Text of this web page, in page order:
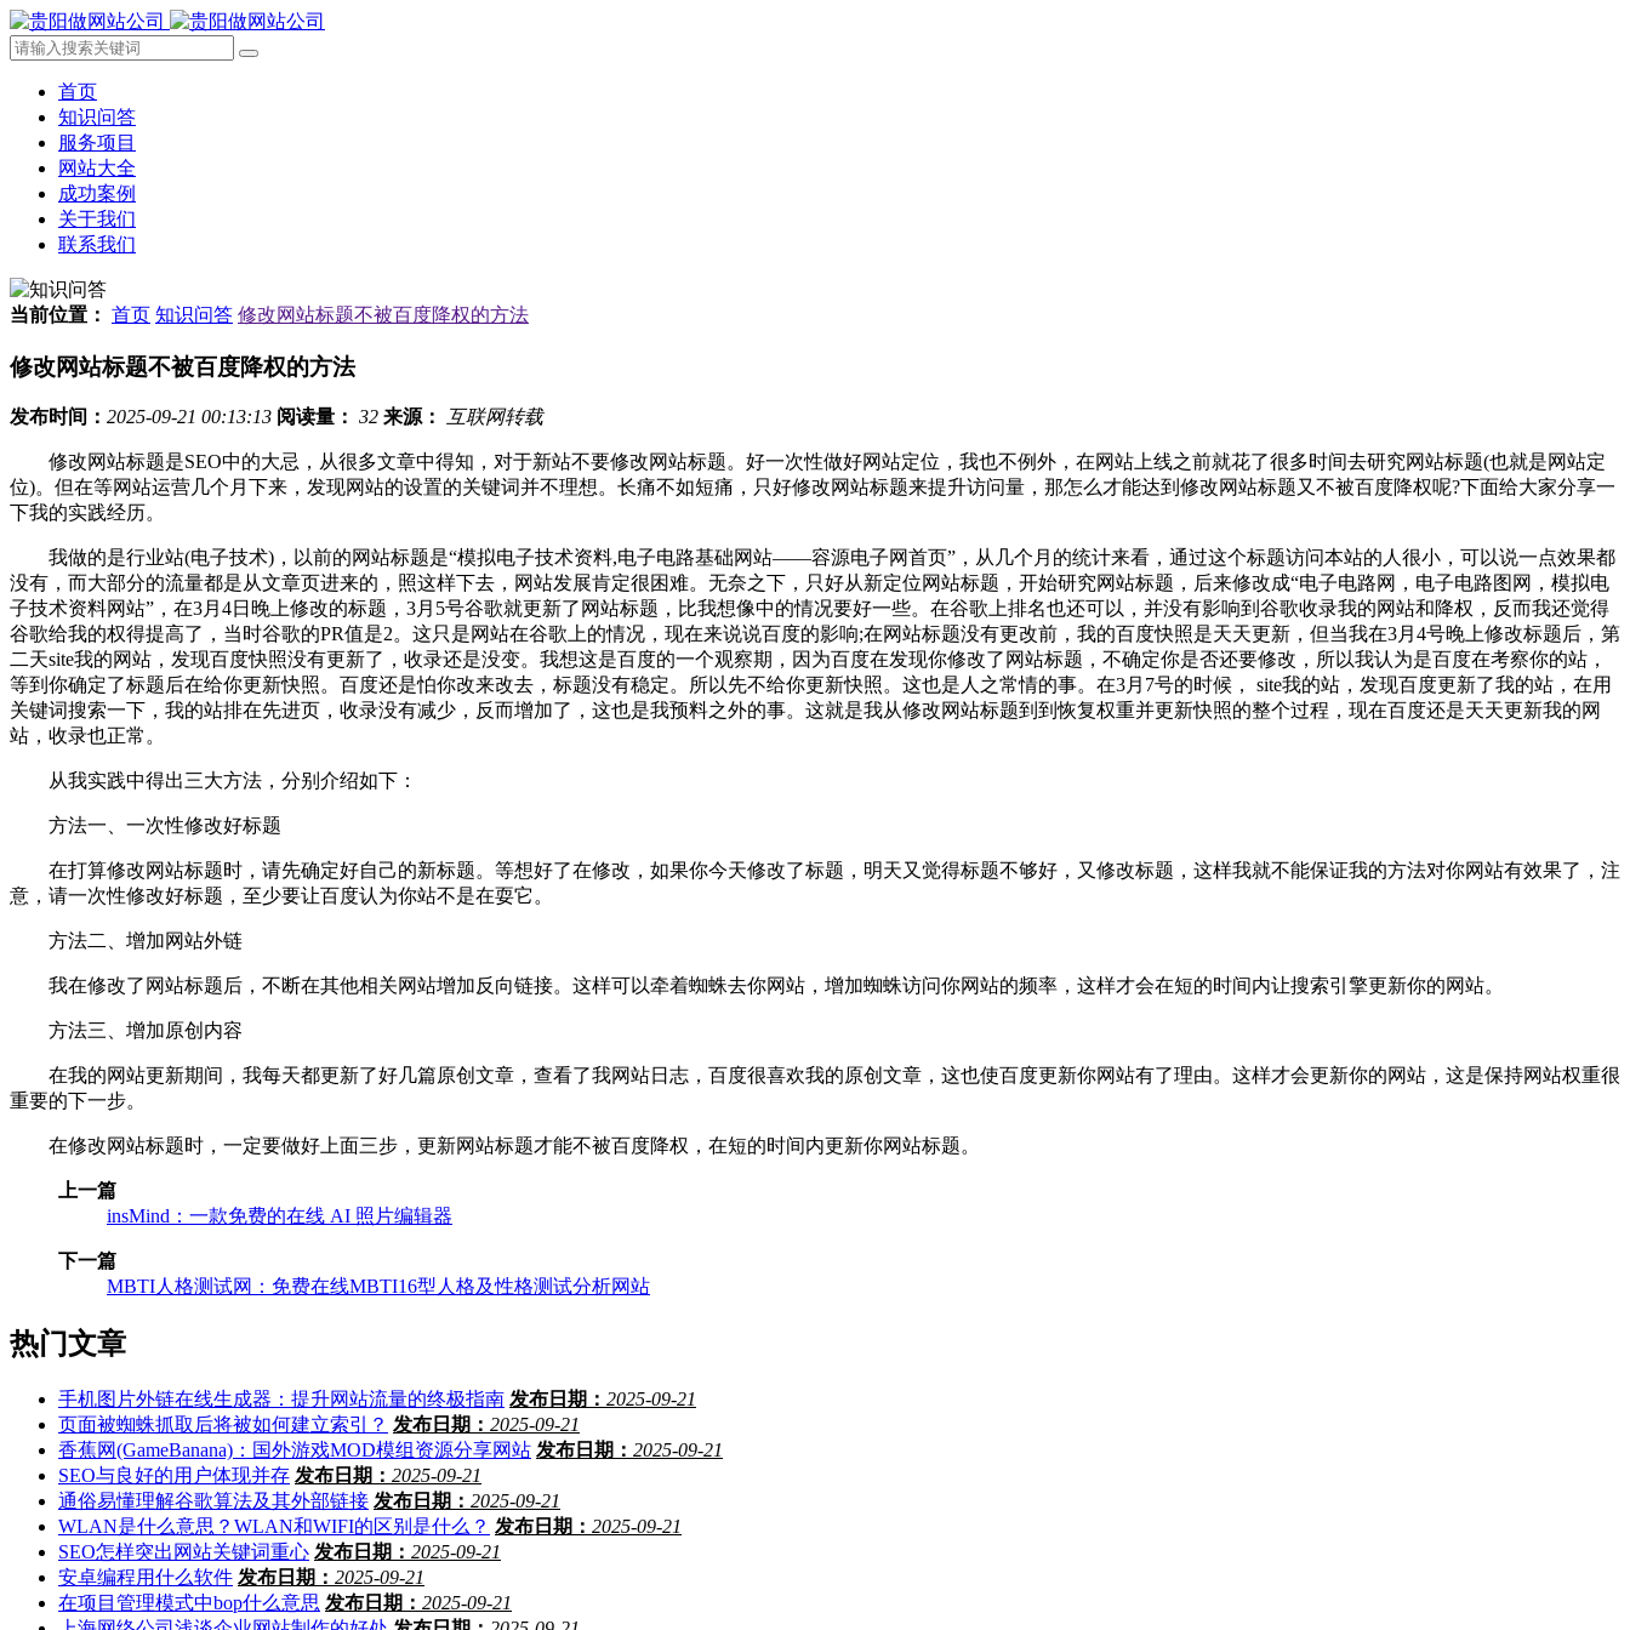
首页
知识问答
服务项目
网站大全
成功案例
关于我们
联系我们
当前位置： 首页 知识问答 修改网站标题不被百度降权的方法
修改网站标题不被百度降权的方法
发布时间： 2025-09-21 00:13:13 阅读量： 32 来源： 互联网转载
修改网站标题是SEO中的大忌，从很多文章中得知，对于新站不要修改网站标题。好一次性做好网站定位，我也不例外，在网站上线之前就花了很多时间去研究网站标题(也就是网站定
位)。但在等网站运营几个月下来，发现网站的设置的关键词并不理想。长痛不如短痛，只好修改网站标题来提升访问量，那怎么才能达到修改网站标题又不被百度降权呢?下面给大家分享一
下我的实践经历。
我做的是行业站(电子技术)，以前的网站标题是“模拟电子技术资料,电子电路基础网站――容源电子网首页”，从几个月的统计来看，通过这个标题访问本站的人很小，可以说一点效果都
没有，而大部分的流量都是从文章页进来的，照这样下去，网站发展肯定很困难。无奈之下，只好从新定位网站标题，开始研究网站标题，后来修改成“电子电路网，电子电路图网，模拟电
子技术资料网站”，在3月4日晚上修改的标题，3月5号谷歌就更新了网站标题，比我想像中的情况要好一些。在谷歌上排名也还可以，并没有影响到谷歌收录我的网站和降权，反而我还觉得
谷歌给我的权得提高了，当时谷歌的PR值是2。这只是网站在谷歌上的情况，现在来说说百度的影响;在网站标题没有更改前，我的百度快照是天天更新，但当我在3月4号晚上修改标题后，第
二天site我的网站，发现百度快照没有更新了，收录还是没变。我想这是百度的一个观察期，因为百度在发现你修改了网站标题，不确定你是否还要修改，所以我认为是百度在考察你的站，
等到你确定了标题后在给你更新快照。百度还是怕你改来改去，标题没有稳定。所以先不给你更新快照。这也是人之常情的事。在3月7号的时候， site我的站，发现百度更新了我的站，在用
关键词搜索一下，我的站排在先进页，收录没有减少，反而增加了，这也是我预料之外的事。这就是我从修改网站标题到到恢复权重并更新快照的整个过程，现在百度还是天天更新我的网
站，收录也正常。
从我实践中得出三大方法，分别介绍如下：
方法一、一次性修改好标题
在打算修改网站标题时，请先确定好自己的新标题。等想好了在修改，如果你今天修改了标题，明天又觉得标题不够好，又修改标题，这样我就不能保证我的方法对你网站有效果了，注
意，请一次性修改好标题，至少要让百度认为你站不是在耍它。
方法二、增加网站外链
我在修改了网站标题后，不断在其他相关网站增加反向链接。这样可以牵着蜘蛛去你网站，增加蜘蛛访问你网站的频率，这样才会在短的时间内让搜索引擎更新你的网站。
方法三、增加原创内容
在我的网站更新期间，我每天都更新了好几篇原创文章，查看了我网站日志，百度很喜欢我的原创文章，这也使百度更新你网站有了理由。这样才会更新你的网站，这是保持网站权重很
重要的下一步。
在修改网站标题时，一定要做好上面三步，更新网站标题才能不被百度降权，在短的时间内更新你网站标题。
上一篇
insMind：一款免费的在线 AI 照片编辑器
下一篇
MBTI人格测试网：免费在线MBTI16型人格及性格测试分析网站
热门文章
手机图片外链在线生成器：提升网站流量的终极指南 发布日期： 2025-09-21
页面被蜘蛛抓取后将被如何建立索引？ 发布日期： 2025-09-21
香蕉网(GameBanana)：国外游戏MOD模组资源分享网站 发布日期： 2025-09-21
SEO与良好的用户体现并存 发布日期： 2025-09-21
通俗易懂理解谷歌算法及其外部链接 发布日期： 2025-09-21
WLAN是什么意思？WLAN和WIFI的区别是什么？ 发布日期： 2025-09-21
SEO怎样突出网站关键词重心 发布日期： 2025-09-21
安卓编程用什么软件 发布日期： 2025-09-21
在项目管理模式中bop什么意思 发布日期： 2025-09-21